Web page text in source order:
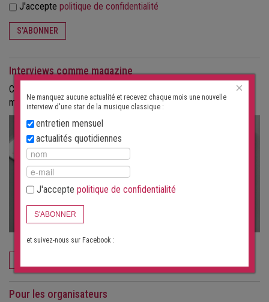
J'accepte politique de confidentialité
S'ABONNER
Interviews comme magazine
Commandez les interviews au format papier, sous forme de
magazine.
Pour les organisateurs
×
Ne manquez aucune actualité et recevez chaque mois une nouvelle
interview d'une star de la musique classique :
entretien mensuel
actualités quotidiennes
J'accepte politique de confidentialité
S'ABONNER
et suivez-nous sur Facebook :